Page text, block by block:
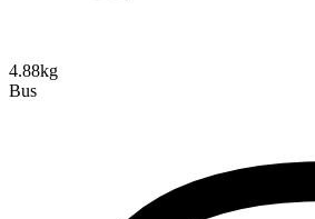
4.88kg
Bus